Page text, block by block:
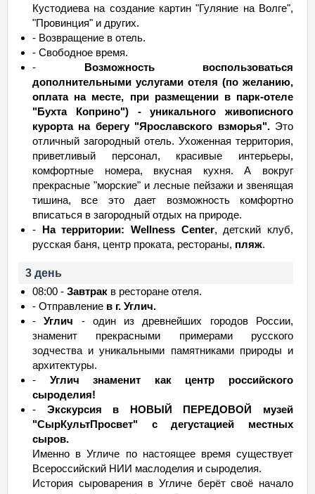
Кустодиева на создание картин "Гуляние на Волге",
"Провинция" и других.
- Возвращение в отель.
- Свободное время.
- Возможность воспользоваться
дополнительными услугами отеля (по желанию,
оплата на месте, при размещении в парк-отеле
"Бухта Коприно") - уникального живописного
курорта на берегу "Ярославского взморья".Это
отличный загородный отель. Ухоженная территория,
приветливый персонал, красивые интерьеры,
комфортные номера, вкусная кухня. А вокруг
прекрасные "морские" и лесные пейзажи и звенящая
тишина, все это дает возможность комфортно
вписаться в загородный отдых на природе.
- На территории: Wellness Center, детский клуб,
русская баня, центр проката, рестораны, пляж.
3 день
08:00 - Завтрак в ресторане отеля.
- Отправление в г. Углич.
-Углич - один из древнейших городов России,
знаменит прекрасными примерами русского
зодчества и уникальными памятниками природы и
архитектуры.
- Углич знаменит как центр российского
сыроделия!
- Экскурсия в НОВЫЙ ПЕРЕДОВОЙ музей
"СырКультПросвет" с дегустацией местных
сыров.
Именно в Угличе по настоящее время существует
Всероссийский НИИ маслоделия и сыроделия.
История сыроварения в Угличе берёт своё начало